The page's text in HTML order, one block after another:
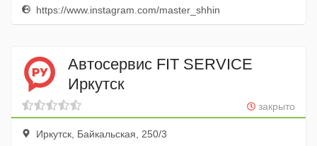
https://www.instagram.com/master_shhin
Автосервис FIT SERVICE
Иркутск
закрыто
Иркутск, Байкальская, 250/3